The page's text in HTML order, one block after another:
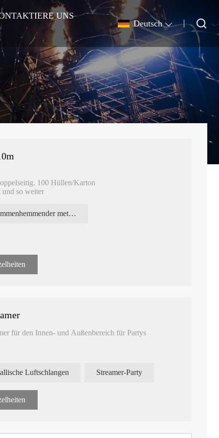
UNS
Deutsch
100 Hüllen/Karton
so weiter
flammenhemmender metallischer Streamer
für den Innen- und Außenbereich für Partys
so weiter
Luftschlangen Streamer-Party